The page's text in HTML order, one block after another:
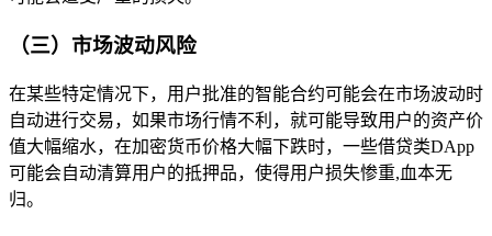
（三）市场波动风险
在某些特定情况下，用户批准的智能合约可能会在市场波动时
自动进行交易，如果市场行情不利，就可能导致用户的资产价
值大幅缩水，在加密货币价格大幅下跌时，一些借贷类DApp
可能会自动清算用户的抵押品，使得用户损失惨重,血本无
归。